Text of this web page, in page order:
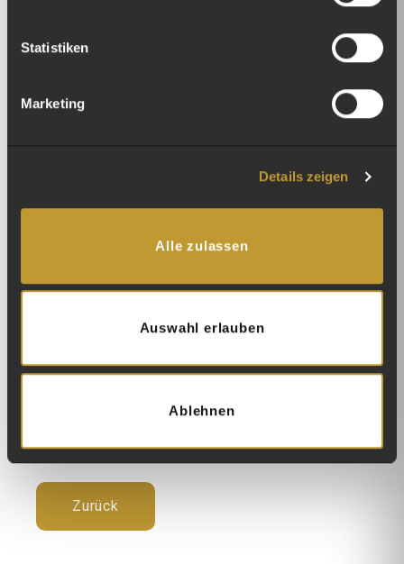
Statistiken
Marketing
Details zeigen
Alle zulassen
Auswahl erlauben
Ablehnen
Wapp, die Jury und alle, die diesen besonderen Abend
nicht nur die unternehmerischen Leistungen von InnoWay
Kunststoffrecycling in der Schweiz stärken.
Zurück